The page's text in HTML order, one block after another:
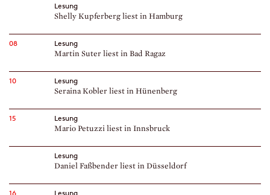
Lesung
Shelly Kupferberg liest in Hamburg
08
Lesung
Martin Suter liest in Bad Ragaz
10
Lesung
Seraina Kobler liest in Hünenberg
15
Lesung
Mario Petuzzi liest in Innsbruck
Lesung
Daniel Faßbender liest in Düsseldorf
16 Lesung